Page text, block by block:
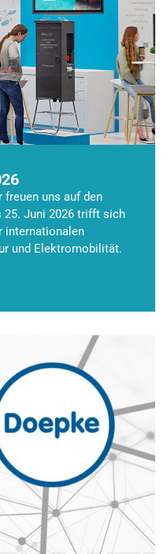
freuen uns auf den
25. Juni 2026 trifft sich
internationalen
und Elektromobilität.